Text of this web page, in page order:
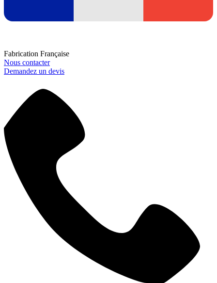
Fabrication Française
Nous contacter
Demandez un devis